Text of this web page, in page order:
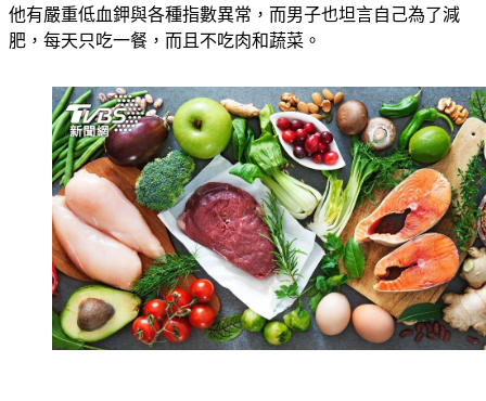
他有嚴重低血鉀與各種指數異常，而男子也坦言自己為了減
肥，每天只吃一餐，而且不吃肉和蔬菜。